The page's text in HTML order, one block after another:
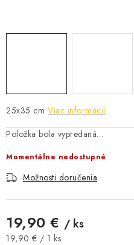
NOVINKY
VÝŽIVOVÉ DOPLNKY
Kontakty
Doprava a platba
25x35 cm Viac informácií
Položka bola vypredaná…
Momentálne nedostupné
Možnosti doručenia
19,90 € / ks
Jednotková cena:
19,90 € / 1 ks